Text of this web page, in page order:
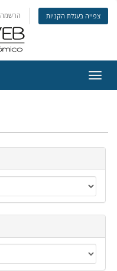
הרשמה צפייה בעגלת הקניות
ניווט